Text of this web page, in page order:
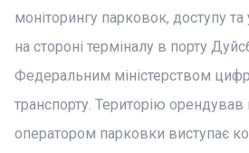
моніторингу парковок, доступу
на стороні терміналу в порту
Федеральним міністерством
транспорту. Територію орендував
оператором парковки виступає